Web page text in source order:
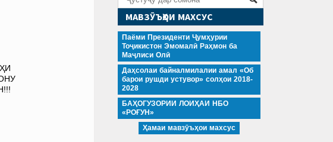
МАВЗӮЪҲОИ МАХСУС
Паёми Президенти Ҷумҳурии
Тоҷикистон Эмомалӣ Раҳмон ба
Маҷлиси Олӣ
Даҳсолаи байналмилалии амал «Об
барои рушди устувор» солҳои 2018-
2028
БАҲОГУЗОРИИ ЛОИҲАИ НБО
«РОҒУН»
Ҳамаи мавзӯъҳои махсус